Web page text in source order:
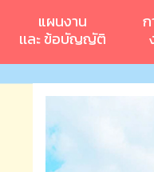
แผนงาน
เเละ ข้อบัญญัติ